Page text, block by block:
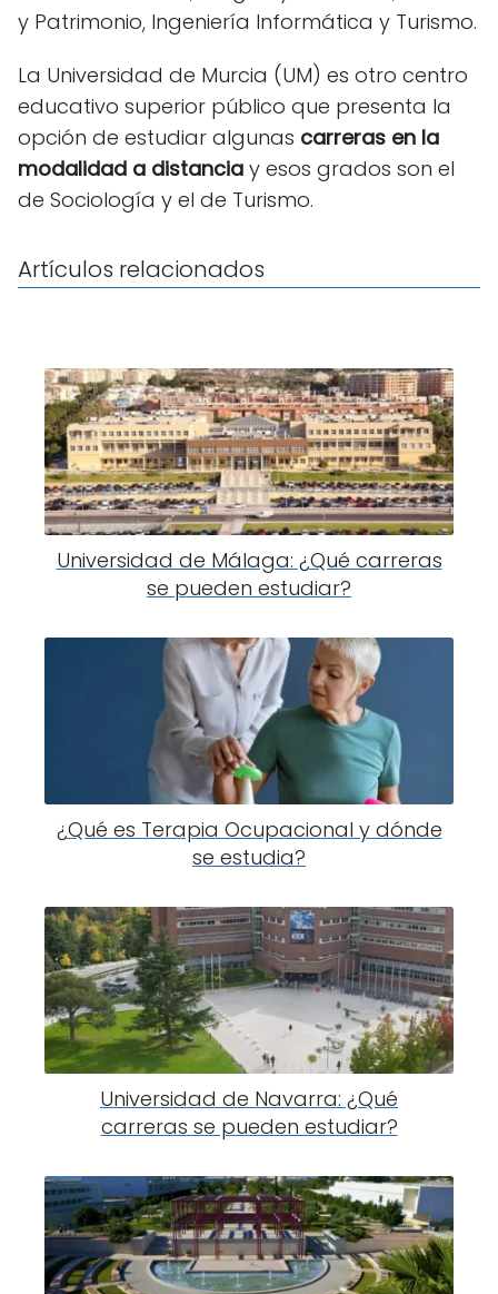
y Patrimonio, Ingeniería Informática y Turismo.
La Universidad de Murcia (UM) es otro centro
educativo superior público que presenta la
opción de estudiar algunas carreras en la
modalidad a distancia y esos grados son el
de Sociología y el de Turismo.
Artículos relacionados
Universidad de Málaga: ¿Qué carreras
se pueden estudiar?
¿Qué es Terapia Ocupacional y dónde
se estudia?
Universidad de Navarra: ¿Qué
carreras se pueden estudiar?